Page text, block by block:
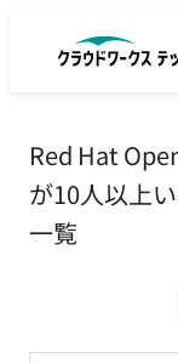
Red Hat
が10人以上
一覧